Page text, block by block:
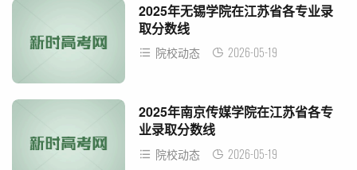
2025年无锡学院在江苏省各专业录
取分数线
院校动态 2026-05-19
2025年南京传媒学院在江苏省各专
业录取分数线
院校动态 2026-05-19